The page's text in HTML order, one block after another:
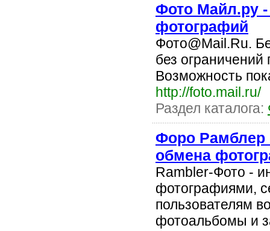
Фото Майл.ру -
фотографий
Фото@Mail.Ru.
без ограничений
Возможность
http://foto.mail.ru/
Раздел каталога:
Форо Рамблер
обмена
Rambler-Фото -
фотографиями,
пользователям
фотоальбомы и